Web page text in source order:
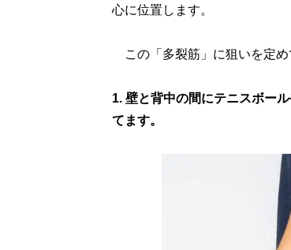
心に位置します。
この「多裂筋」に狙いを定め
1. 壁と背中の間にテニスボー
てます。